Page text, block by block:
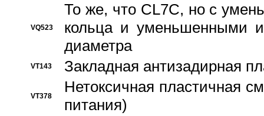
VQ523
То же, что CL7C, но с
кольца и уменьшенными
диаметра
VT143 Закладная антизадирная
VT378
Нетоксичная пластичная
питания)